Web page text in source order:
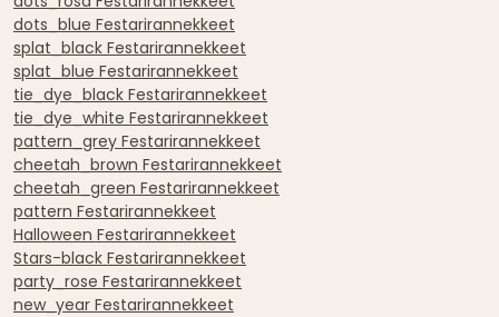
dots_blue Festarirannekkeet
splat_black Festarirannekkeet
splat_blue Festarirannekkeet
tie_dye_black Festarirannekkeet
tie_dye_white Festarirannekkeet
pattern_grey Festarirannekkeet
cheetah_brown Festarirannekkeet
cheetah_green Festarirannekkeet
pattern Festarirannekkeet
Halloween Festarirannekkeet
Stars-black Festarirannekkeet
party_rose Festarirannekkeet
new_year Festarirannekkeet